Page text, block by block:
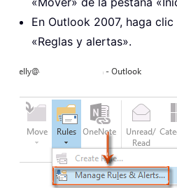
En Outlook 2007, haga
«Reglas y alertas».